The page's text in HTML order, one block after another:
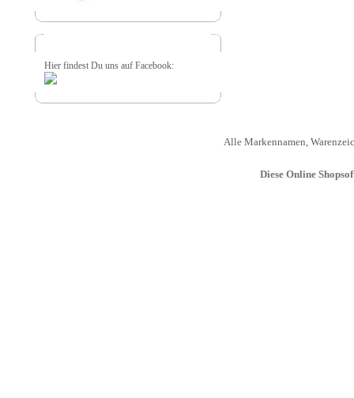
Hier findest Du uns auf Facebook:
Alle Markennamen,
Diese Online